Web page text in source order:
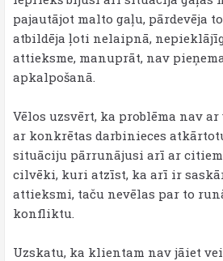
pajautājot malto gaļu, pārdevēja
atbildēja ļoti nelaipnā,
attieksme, manuprāt, nav
apkalpošanā.
Vēlos uzsvērt, ka problēma nav
ar konkrētas darbinieces
situāciju pārrunājusi arī ar
cilvēki, kuri atzīst, ka arī ir
attieksmi, taču nevēlas par to
konfliktu.
Uzskatu, ka klientam nav jāiet